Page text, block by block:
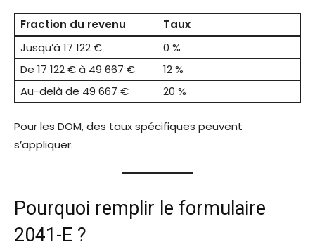
Fraction du revenu
Taux
Jusqu’à 17 122 €
0 %
De 17 122 € à 49 667 €
12 %
Au-delà de 49 667 €
20 %
Pour les DOM, des taux spécifiques peuvent
s’appliquer.
Pourquoi remplir le formulaire
2041-E ?